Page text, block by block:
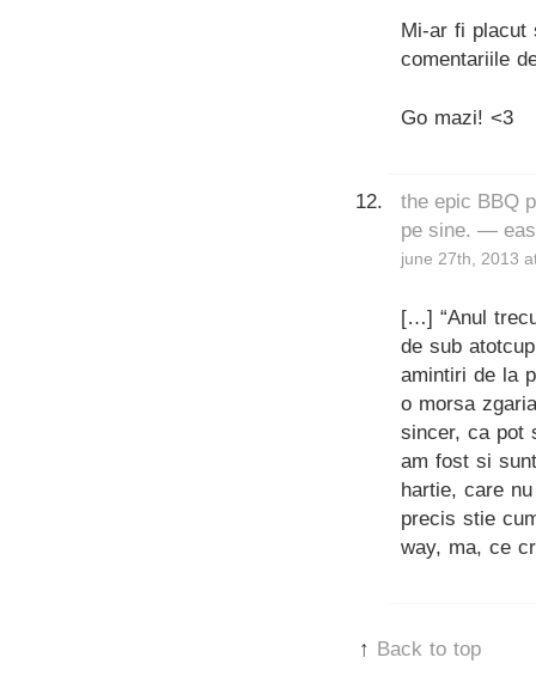
Mi-ar fi placut
comentariile
Go mazi! <3
the epic BBQ
pe sine. —
june 27th, 2013
[…] “Anul
de sub
amintiri de la
o morsa
sincer, ca pot
am fost si
hartie, care
precis stie
way, ma, ce
↑ Back to top